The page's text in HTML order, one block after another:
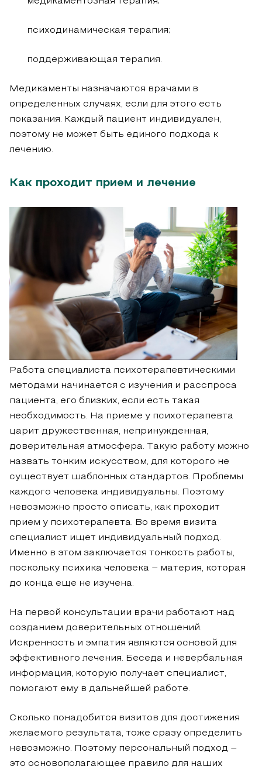
психодинамическая терапия;
поддерживающая терапия.
Медикаменты назначаются врачами в
определенных случаях, если для этого есть
показания. Каждый пациент индивидуален,
поэтому не может быть единого подхода к
лечению.
Как проходит прием и лечение
Работа специалиста психотерапевтическими
методами начинается с изучения и расспроса
пациента, его близких, если есть такая
необходимость. На приеме у психотерапевта
царит дружественная, непринужденная,
доверительная атмосфера. Такую работу можно
назвать тонким искусством, для которого не
существует шаблонных стандартов. Проблемы
каждого человека индивидуальны. Поэтому
невозможно просто описать, как проходит
прием у психотерапевта. Во время визита
специалист ищет индивидуальный подход.
Именно в этом заключается тонкость работы,
поскольку психика человека – материя, которая
до конца еще не изучена.
На первой консультации врачи работают над
созданием доверительных отношений.
Искренность и эмпатия являются основой для
эффективного лечения. Беседа и невербальная
информация, которую получает специалист,
помогают ему в дальнейшей работе.
Сколько понадобится визитов для достижения
желаемого результата, тоже сразу определить
невозможно. Поэтому персональный подход –
это основополагающее правило для наших